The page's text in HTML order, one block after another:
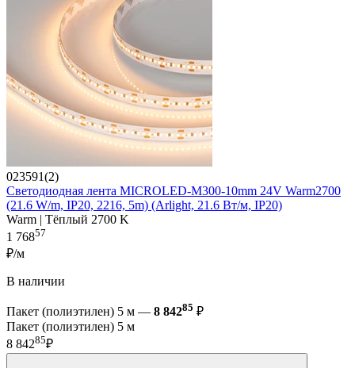
023591(2)
Светодиодная лента MICROLED-M300-10mm 24V Warm2700
(21.6 W/m, IP20, 2216, 5m) (Arlight, 21.6 Вт/м, IP20)
Warm | Тёплый 2700 K
1 76857
₽/м
В наличии
Пакет (полиэтилен) 5 м — 8 84285 ₽
Пакет (полиэтилен) 5 м
8 84285₽